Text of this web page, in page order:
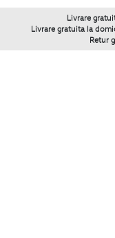
Livrare
Livrare gratuita la
Retur